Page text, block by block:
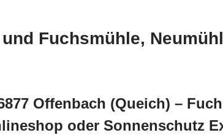
Fuchsmühle,
Offenbach (Queich) –
oder Sonnenschutz